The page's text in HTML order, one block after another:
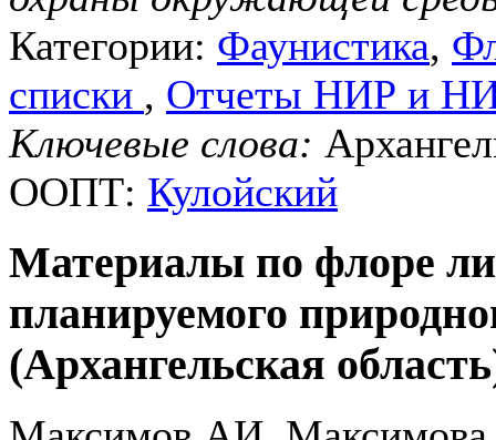
Категории: Фаунистика,
списки , Отчеты НИР и
Ключевые слова:
ООПТ: Кулойский
Материалы по флоре
планируемого
(Архангельская